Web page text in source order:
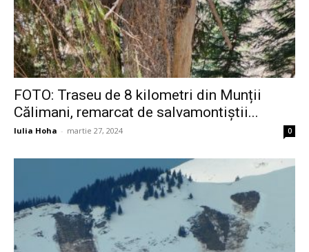
FOTO: Traseu de 8 kilometri din Munții
Călimani, remarcat de salvamontiștii...
Iulia Hoha - martie 27, 2024 0